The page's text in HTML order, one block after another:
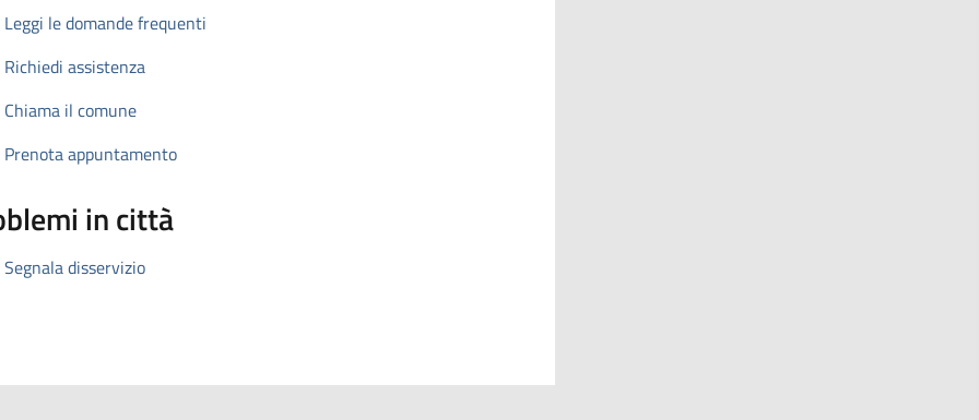
Leggi le domande frequenti
Richiedi assistenza
Chiama il comune
Prenota appuntamento
in città
Segnala disservizio